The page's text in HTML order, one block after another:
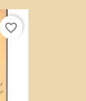
favorite_border